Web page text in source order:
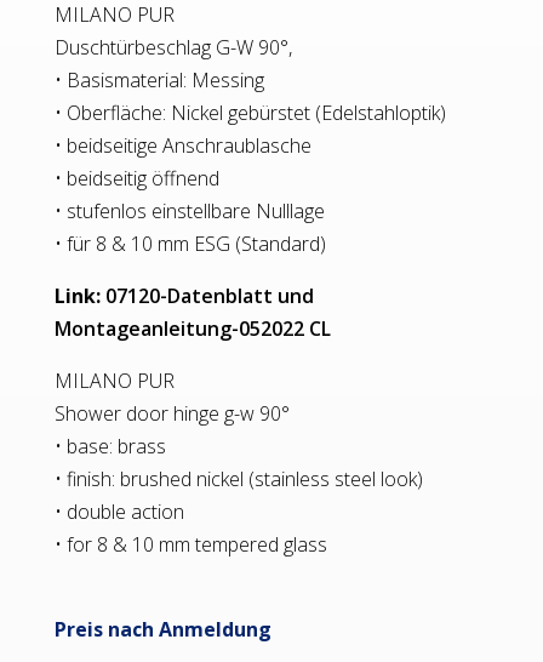
MILANO PUR
Duschtürbeschlag G-W 90°,
• Basismaterial: Messing
• Oberfläche: Nickel gebürstet (Edelstahloptik)
• beidseitige Anschraublasche
• beidseitig öffnend
• stufenlos einstellbare Nulllage
• für 8 & 10 mm ESG (Standard)
Link: 07120-Datenblatt und
Montageanleitung-052022 CL
MILANO PUR
Shower door hinge g-w 90°
• base: brass
• finish: brushed nickel (stainless steel look)
• double action
• for 8 & 10 mm tempered glass
Preis nach Anmeldung